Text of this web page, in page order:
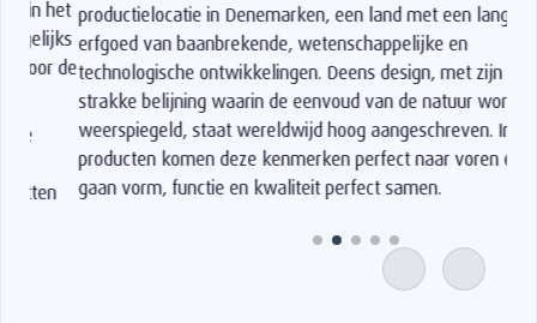
productielocatie in Denemarken, een land met een lang
erfgoed van baanbrekende, wetenschappelijke en
technologische ontwikkelingen. Deens design, met zijn
strakke belijning waarin de eenvoud van de natuur wordt
weerspiegeld, staat wereldwijd hoog aangeschreven. In onze
producten komen deze kenmerken perfect naar voren en
gaan vorm, functie en kwaliteit perfect samen.